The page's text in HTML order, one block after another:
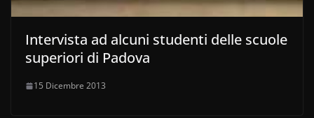
Intervista ad alcuni studenti delle scuole
superiori di Padova
15 Dicembre 2013